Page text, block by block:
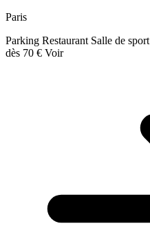
Paris
Parking Restaurant Salle de sport
dès 70 € Voir